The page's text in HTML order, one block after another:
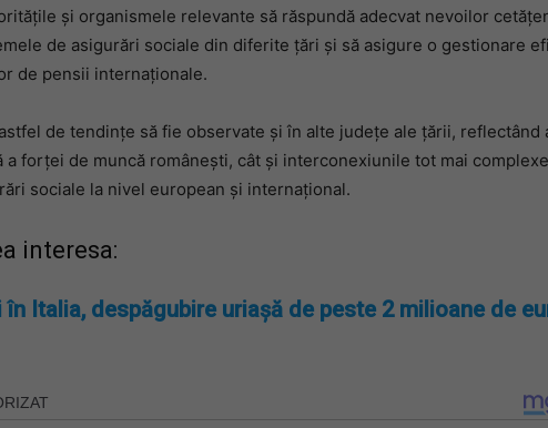
și organismele relevante să răspundă adecvat nevoilor
de asigurări sociale din diferite țări și să asigure o gestionare
de pensii internaționale.
de tendințe să fie observate și în alte județe ale țării, reflectând
a forței de muncă românești, cât și interconexiunile tot mai
sociale la nivel european și internațional.
interesa:
în Italia, despăgubire uriașă de peste 2 milioane de